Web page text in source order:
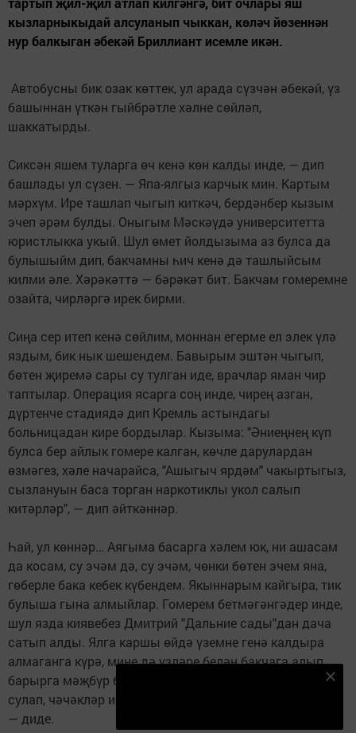
кызларныкыдай алсуланып чыккан, көләч йөзеннән
нур балкыган әбекәй Бриллиант исемле икән.
Автобусны бик озак көттек, ул арада сүзчән әбекәй, үз
башыннан үткән гыйбрәтле хәлне сөйләп,
шаккатырды.
Сиксән яшем туларга өч кенә көн калды инде, — дип
башлады ул сүзен. — Япа-ялгыз карчык мин. Картым
мәрхүм. Ире ташлап чыгып киткәч, бердәнбер кызым
эчеп әрәм булды. Оныгым Мәскәүдә университетта
юристлыкка укый. Шул өмет йолдызыма аз булса да
булышыйм дип, бакчамны һич кенә дә ташлыйсым
килми әле. Хәрәкәттә — бәрәкәт бит. Бакчам гомеремне
озайта, чирләргә ирек бирми.
Сиңа сер итеп кенә сөйлим, моннан егерме ел элек үлә
яздым, бик нык шешендем. Бавырым эштән чыгып,
бөтен җиремә сары су тулган иде, врачлар яман чир
таптылар. Операция ясарга соң инде, чирең азган,
дүртенче стадиядә дип Кремль астындагы
больницадан кире бордылар. Кызыма: "Әниеңнең күп
булса бер айлык гомере калган, көчле дарулардан
өзмәгез, хәле начарайса, "Ашыгыч ярдәм" чакыртыгыз,
сызлануын баса торган наркотиклы укол салып
китәрләр", — дип әйткәннәр.
Һай, ул көннәр… Аягыма басарга хәлем юк, ни ашасам
да косам, су эчәм дә, су эчәм, чөнки бөтен эчем яна,
гөберле бака кебек күбендем. Якыннарым кайгыра, тик
булыша гына алмыйлар. Гомерем бетмәгәнгәдер инде,
шул язда киявебез Дмитрий "Дальние сады"дан дача
сатып алды. Ялга каршы өйдә үземне генә калдыра
алмаганга күрә, мине дә үзләре белән бакчага алып
барырга мәҗбүр булдылар. Кызым: "Әни, саф һава
сулап, чәчәкләр иснәп кайтырсың, күңелең күтәрелер",
— диде.